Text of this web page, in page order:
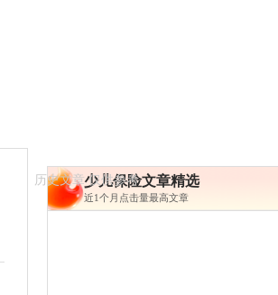
少儿保险文章精选
近1个月点击量最高文章